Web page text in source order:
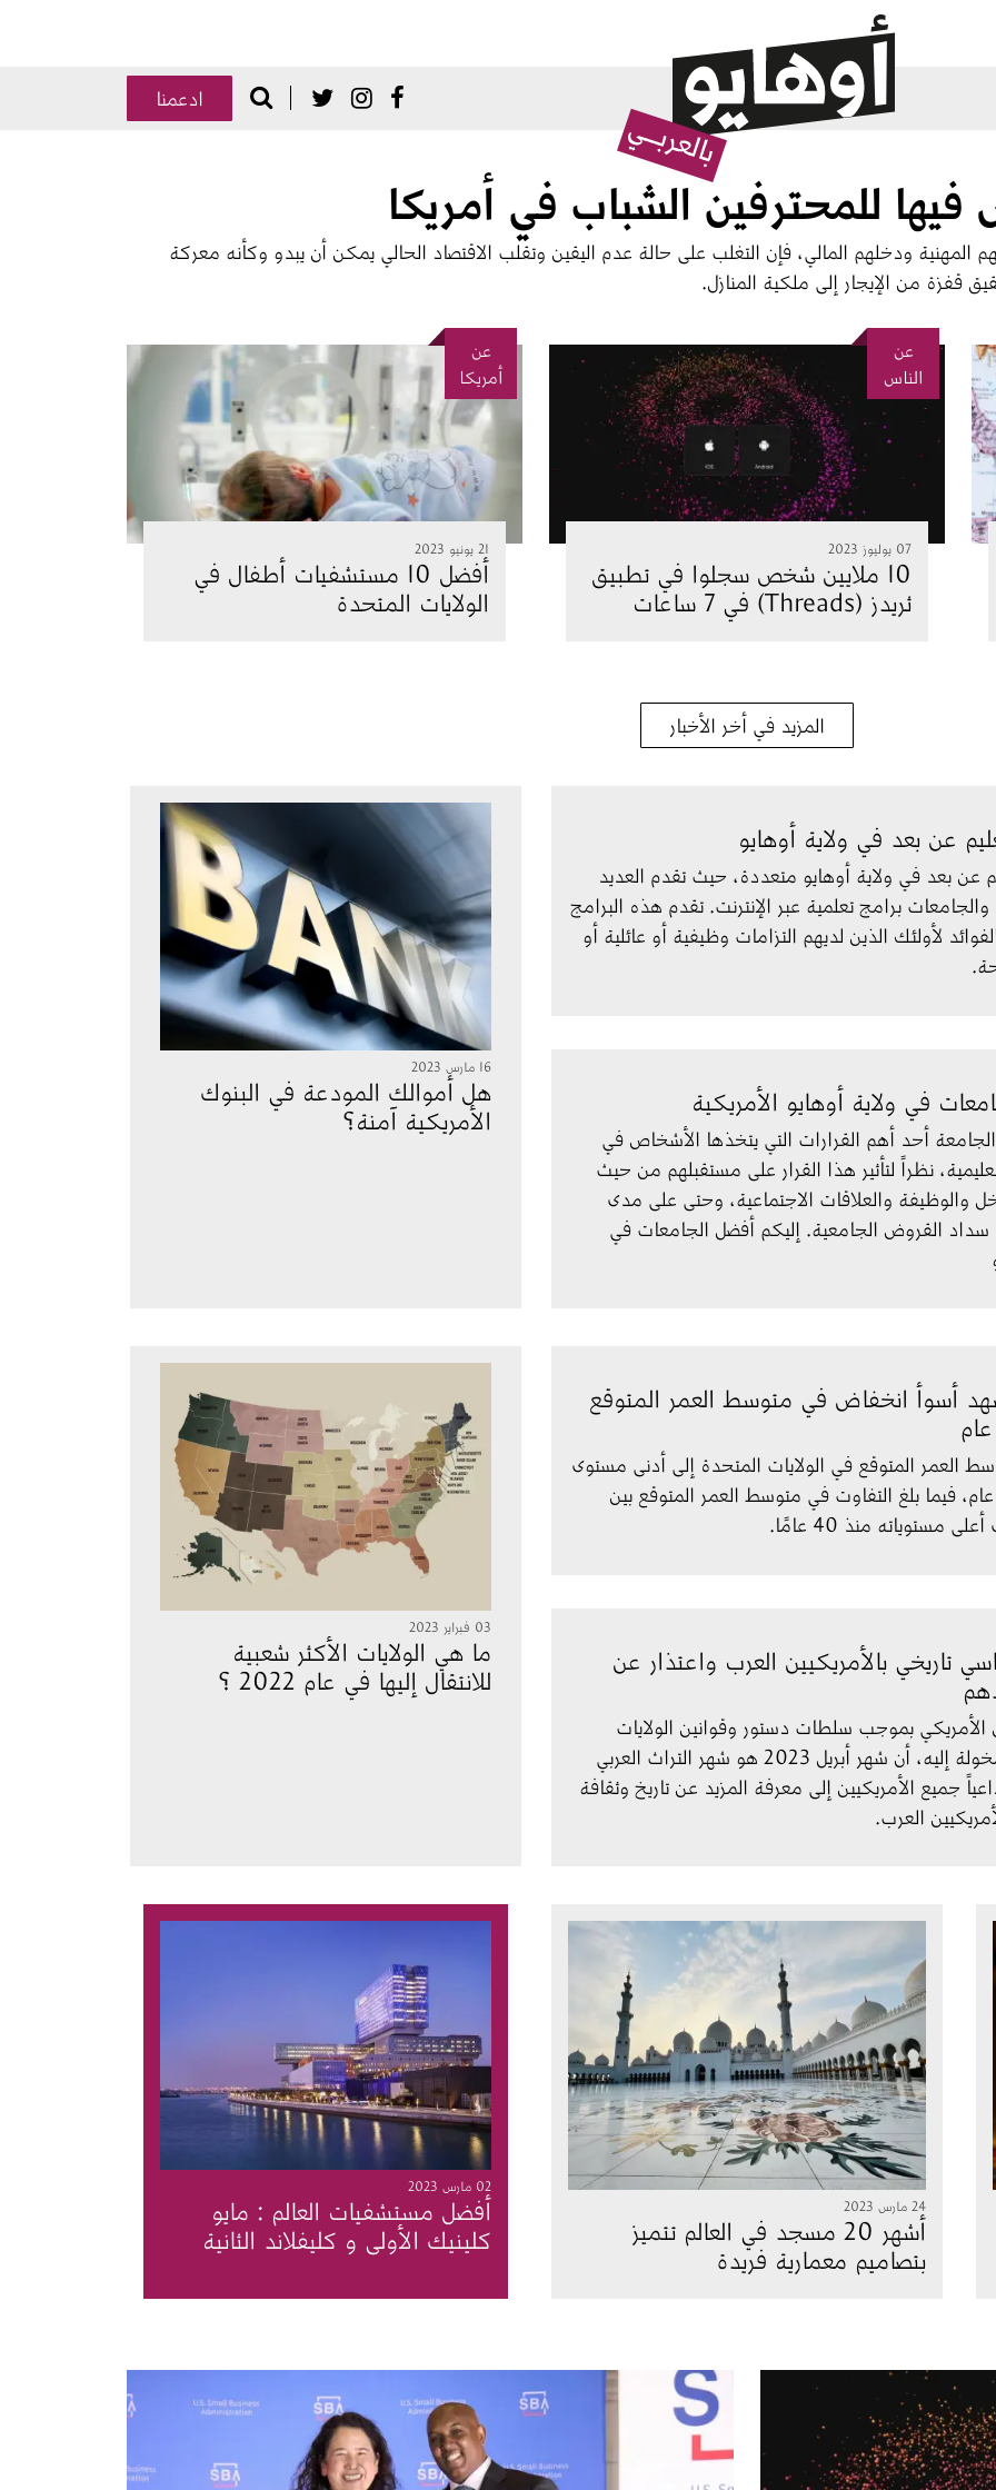
Social Media
Search
Donate
ادعمنا
المهنية ودخلهم المالي، فإن التغلب على حالة عدم اليقين وتقلب الاقتصاد الحالي يمكن أن يبدو وكأنه معركة
قفزة من الإيجار إلى ملكية المنازل.
عن
الناس
الصورة
07 يوليوز 2023
10 ملايين شخص سجلوا في تطبيق
ثريدز (Threads) في 7 ساعات
عن
أمريكا
الصورة
21 يونيو 2023
أفضل 10 مستشفيات أطفال في
الولايات المتحدة
المزيد في أخر الأخبار
عن بعد في ولاية أوهايو
عن بعد في ولاية أوهايو متعددة، حيث تقدم العديد
برامج تعلمية عبر الإنترنت. تقدم هذه البرامج
لأولئك الذين لديهم التزامات وظيفية أو عائلية أو
في ولاية أوهايو الأمريكية
الجامعة أحد أهم القرارات التي يتخذها الأشخاص في
نظراً لتأثير هذا القرار على مستقبلهم من حيث
والوظيفة والعلاقات الاجتماعية، وحتى على مدى
سداد القروض الجامعية. إليكم أفضل الجامعات في
الصورة
16 مارس 2023
هل أموالك المودعة في البنوك
الأمريكية آمنة؟
أسوأ انخفاض في متوسط العمر المتوقع
العمر المتوقع في الولايات المتحدة إلى أدنى مستوى
في 100 عام، فيما بلغ التفاوت في متوسط العمر المتوقع بين
مستوياته منذ 40 عامًا.
تاريخي بالأمريكيين العرب واعتذار عن
الأمريكي بموجب سلطات دستور وقوانين الولايات
المتحدة المخولة إليه، أن شهر أبريل 2023 هو شهر التراث العربي
جميع الأمريكيين إلى معرفة المزيد عن تاريخ وثقافة
العرب.
03 فبراير 2023
ما هي الولايات الأكثر شعبية
للانتقال إليها في عام 2022 ؟
24 مارس 2023
أشهر 20 مسجد في العالم تتميز
بتصاميم معمارية فريدة
02 مارس 2023
أفضل مستشفيات العالم : مايو
كلينيك الأولى و كليفلاند الثانية